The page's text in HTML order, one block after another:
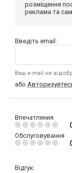
розміщення
реклама та
Введіть email:
Ваш e-mail не
або
Впечатления
Обслуговування
Відгук: